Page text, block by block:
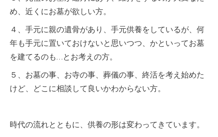
め、近くにお墓が欲しい方。
４、手元に親の遺骨があり、手元供養をしているが、何
年も手元に置いておけないと思いつつ、かといってお墓
を建てるのも…とお考えの方。
５、お墓の事、お寺の事、葬儀の事、終活を考え始めた
けど、どこに相談して良いかわからない方。
時代の流れとともに、供養の形は変わってきています。